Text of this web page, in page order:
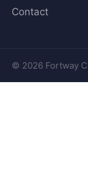
Contact
© 2026 Fortway